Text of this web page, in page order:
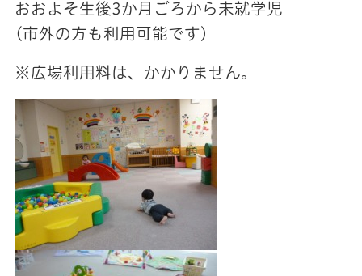
おおよそ生後3か月ごろから未就学児
(市外の方も利用可能です)
※広場利用料は、かかりません。